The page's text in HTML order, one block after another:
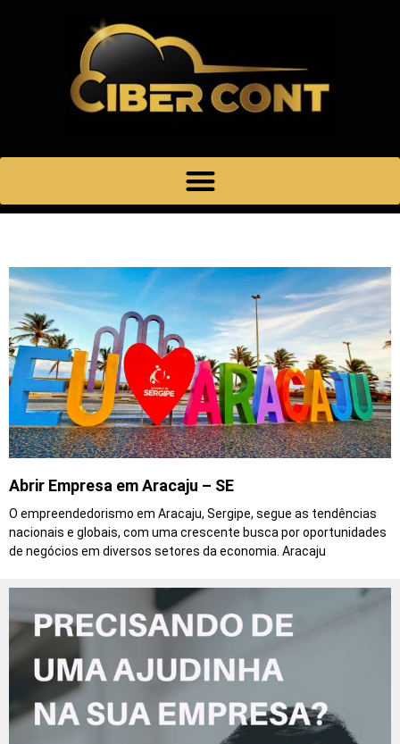
Abrir Empresa em Aracaju – SE
O empreendedorismo em Aracaju, Sergipe, segue as tendências
nacionais e globais, com uma crescente busca por oportunidades
de negócios em diversos setores da economia. Aracaju